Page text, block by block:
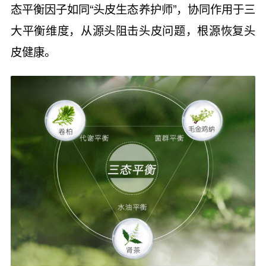
态平衡因子如同“头皮生态养护师”，协同作用于三
大平衡维度，从源头阻击头皮问题，根源恢复头
皮健康。